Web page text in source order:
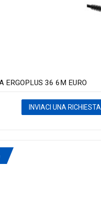
ERGOPLUS 36 6M EURO
INVIACI UNA RICHIESTA